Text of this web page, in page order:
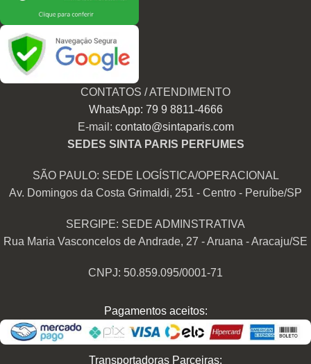
CONTATOS / ATENDIMENTO
WhatsApp: 79 9 8811-4666
E-mail: contato@sintaparis.com
SEDES SINTA PARIS PERFUMES
SÃO PAULO: SEDE LOGÍSTICA/OPERACIONAL
Av. Domingos da Costa Grimaldi, 251 - Centro - Peruíbe/SP
SERGIPE: SEDE ADMINSTRATIVA
Rua Maria Vasconcelos de Andrade, 27 - Aruana - Aracaju/SE
CNPJ: 50.859.095/0001-71
Pagamentos aceitos:
Transportadoras Parceiras: